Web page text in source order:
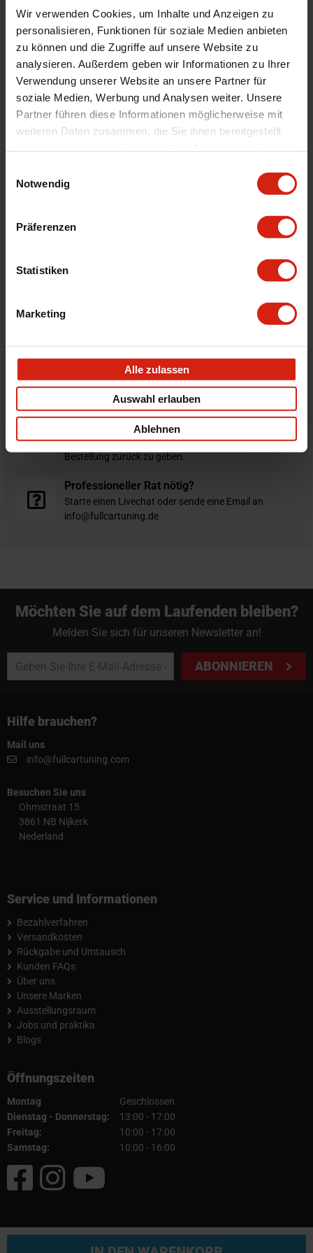
Wir verwenden Cookies, um Inhalte und Anzeigen zu
personalisieren, Funktionen für soziale Medien anbieten
zu können und die Zugriffe auf unsere Website zu
analysieren. Außerdem geben wir Informationen zu Ihrer
Verwendung unserer Website an unsere Partner für
soziale Medien, Werbung und Analysen weiter. Unsere
Partner führen diese Informationen möglicherweise mit
weiteren Daten zusammen, die Sie ihnen bereitgestellt
Notwendig
Präferenzen
Statistiken
Marketing
Alle zulassen
Auswahl erlauben
Ablehnen
Product Line
Universal
Ja
Version
4 Punkt
Herstellercodes
SP 4604BV1NR, SP 4604BV1AZ, SP
4604BVS, SP 4604BV1RS
Länge
197.5 cm
Technische Daten
Länge 1 : 197,5 cm Breite
Bewertungen
STELLE EINE FRAGE
Bestellt vor 16:00 Uhr
Nicht zufrieden?
Du hast immer eine 14-tägige Rückgabefrist um deine
Bestellung zurück zu geben.
Professioneller Rat nötig?
Starte einen Livechat oder sende eine Email an
info@fullcartuning.de
Möchten Sie auf dem Laufenden bleiben?
Melden Sie sich für unseren Newsletter an!
ABONNIEREN
Hilfe brauchen?
Mail uns
info@fullcartuning.com
Besuchen Sie uns
Ohmstraat 15
3861 NB Nijkerk
Nederland
Service und Informationen
Bezahlverfahren
Versandkosten
Rückgabe und Umtausch
Kunden FAQs
Über uns
Unsere Marken
Ausstellungsraum
Jobs und praktika
Blogs
Öffnungszeiten
Montag
Geschlossen
Dienstag - Donnerstag:
13:00 - 17:00
Freitag:
10:00 - 17:00
Samstag:
10:00 - 16:00